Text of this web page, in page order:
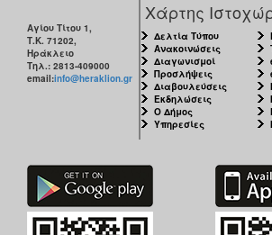
Αγίου Τίτου 1,
Τ.Κ. 71202,
Ηράκλειο
Τηλ.: 2813-409000
email:info@heraklion.gr
Χάρτης
Δελτία Τύπου
Ανακοινώσεις
Διαγωνισμοί
Προσλήψεις
Διαβουλεύσεις
Εκδηλώσεις
Ο Δήμος
Υπηρεσίες